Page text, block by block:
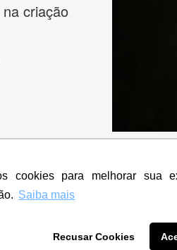
cookies para melhorar sua
Saiba mais
Recusar Cookies
criação
designers de logotipos
de visita, folder, flyer,